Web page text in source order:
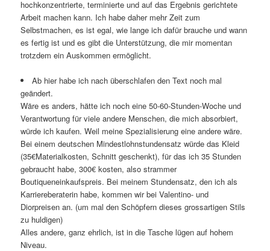
hochkonzentrierte, terminierte und auf das Ergebnis gerichtete
Arbeit machen kann. Ich habe daher mehr Zeit zum
Selbstmachen, es ist egal, wie lange ich dafür brauche und wann
es fertig ist und es gibt die Unterstützung, die mir momentan
trotzdem ein Auskommen ermöglicht.
Ab hier habe ich nach überschlafen den Text noch mal
geändert.
Wäre es anders, hätte ich noch eine 50-60-Stunden-Woche und
Verantwortung für viele andere Menschen, die mich absorbiert,
würde ich kaufen. Weil meine Spezialisierung eine andere wäre.
Bei einem deutschen Mindestlohnstundensatz würde das Kleid
(35€Materialkosten, Schnitt geschenkt), für das ich 35 Stunden
gebraucht habe, 300€ kosten, also strammer
Boutiqueneinkaufspreis. Bei meinem Stundensatz, den ich als
Karriereberaterin habe, kommen wir bei Valentino- und
Diorpreisen an. (um mal den Schöpfern dieses grossartigen Stils
zu huldigen)
Alles andere, ganz ehrlich, ist in die Tasche lügen auf hohem
Niveau.